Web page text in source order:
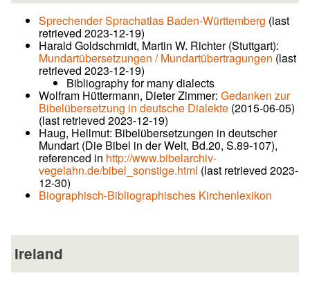
Sprechender Sprachatlas Baden-Württemberg (last
retrieved 2023-12-19)
Harald Goldschmidt, Martin W. Richter (Stuttgart):
Mundartübersetzungen / Mundartübertragungen (last
retrieved 2023-12-19)
Bibliography for many dialects
Wolfram Hüttermann, Dieter Zimmer: Gedanken zur
Bibelübersetzung in deutsche Dialekte (2015-06-05)
(last retrieved 2023-12-19)
Haug, Hellmut: Bibelübersetzungen in deutscher
Mundart (Die Bibel in der Welt, Bd.20, S.89-107),
referenced in http://www.bibelarchiv-
vegelahn.de/bibel_sonstige.html (last retrieved 2023-
12-30)
Biographisch-Bibliographisches Kirchenlexikon
Ireland